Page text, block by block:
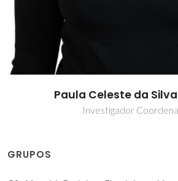
Paula Celeste da
Investigador
GRUPOS